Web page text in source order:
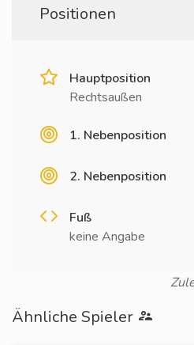
Positionen
Hauptposition
Rechtsaußen
1. Nebenposition
2. Nebenposition
Fuß
keine Angabe
Ähnliche Spieler